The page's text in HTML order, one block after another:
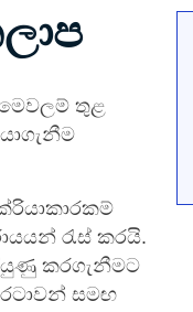
තුළ
රැස් කරයි.
කරගැනීමට
සමඟ